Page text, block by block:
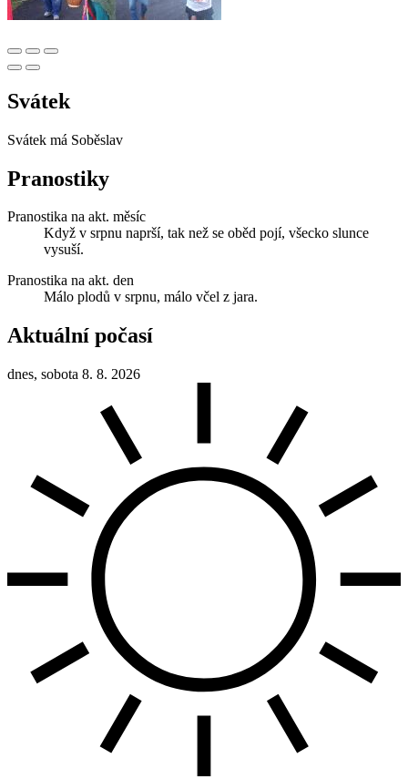
Svátek
Svátek má Soběslav
Pranostiky
Pranostika na akt. měsíc
Když v srpnu naprší, tak než se oběd pojí, všecko slunce
vysuší.
Pranostika na akt. den
Málo plodů v srpnu, málo včel z jara.
Aktuální počasí
dnes, sobota 8. 8. 2026